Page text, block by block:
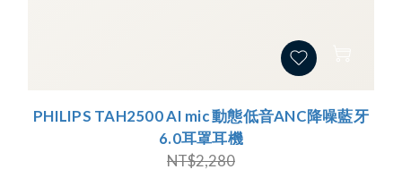
PHILIPS TAH2500 AI mic 動態低音ANC降噪藍牙
6.0耳罩耳機
NT$2,280